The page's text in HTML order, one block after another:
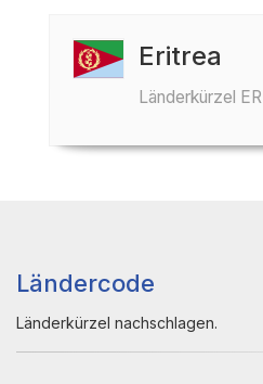
Eritrea
Länderkürzel ER
Ländercode
Länderkürzel nachschlagen.